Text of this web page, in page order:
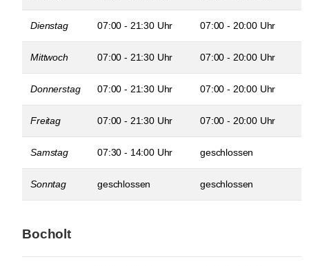
Dienstag 07:00 - 21:30 Uhr 07:00 - 20:00 Uhr
Mittwoch 07:00 - 21:30 Uhr 07:00 - 20:00 Uhr
Donnerstag 07:00 - 21:30 Uhr 07:00 - 20:00 Uhr
Freitag 07:00 - 21:30 Uhr 07:00 - 20:00 Uhr
Samstag 07:30 - 14:00 Uhr geschlossen
Sonntag geschlossen geschlossen
Bocholt